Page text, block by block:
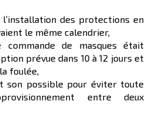
des protections en
le même calendrier,
commande de masques était
prévue dans 10 à 12 jours et
foulée,
son possible pour éviter toute
entre deux